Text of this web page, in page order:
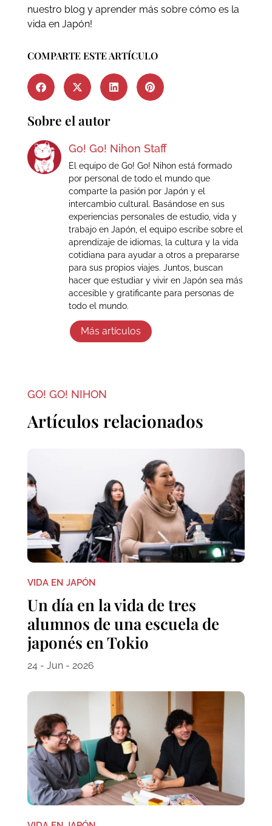
nuestro blog y aprender más sobre cómo es la
vida en Japón!
COMPARTE ESTE ARTÍCULO
Sobre el autor
Go! Go! Nihon Staff
El equipo de Go! Go! Nihon está formado
por personal de todo el mundo que
comparte la pasión por Japón y el
intercambio cultural. Basándose en sus
experiencias personales de estudio, vida y
trabajo en Japón, el equipo escribe sobre el
aprendizaje de idiomas, la cultura y la vida
cotidiana para ayudar a otros a prepararse
para sus propios viajes. Juntos, buscan
hacer que estudiar y vivir en Japón sea más
accesible y gratificante para personas de
todo el mundo.
Más artículos
GO! GO! NIHON
Artículos relacionados
VIDA EN JAPÓN
Un día en la vida de tres
alumnos de una escuela de
japonés en Tokio
24 - Jun - 2026